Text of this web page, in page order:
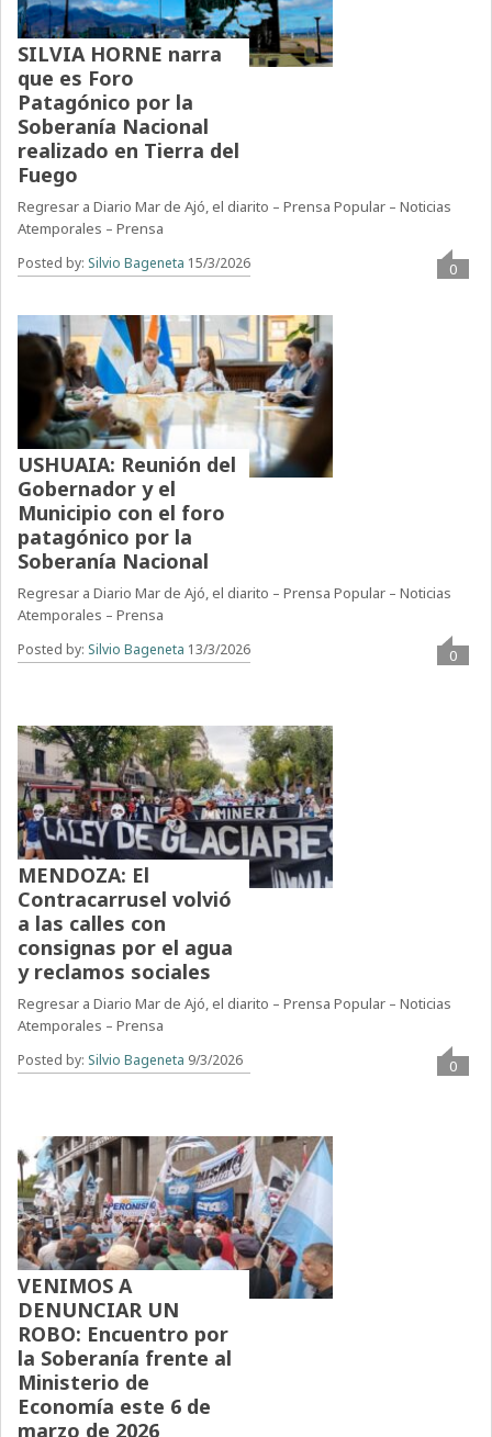
SILVIA HORNE narra
que es Foro
Patagónico por la
Soberanía Nacional
realizado en Tierra del
Fuego
Regresar a Diario Mar de Ajó, el diarito – Prensa Popular – Noticias
Atemporales – Prensa
Posted by: Silvio Bageneta 15/3/2026 0
USHUAIA: Reunión del
Gobernador y el
Municipio con el foro
patagónico por la
Soberanía Nacional
Regresar a Diario Mar de Ajó, el diarito – Prensa Popular – Noticias
Atemporales – Prensa
Posted by: Silvio Bageneta 13/3/2026 0
MENDOZA: El
Contracarrusel volvió
a las calles con
consignas por el agua
y reclamos sociales
Regresar a Diario Mar de Ajó, el diarito – Prensa Popular – Noticias
Atemporales – Prensa
Posted by: Silvio Bageneta 9/3/2026 0
VENIMOS A
DENUNCIAR UN
ROBO: Encuentro por
la Soberanía frente al
Ministerio de
Economía este 6 de
marzo de 2026